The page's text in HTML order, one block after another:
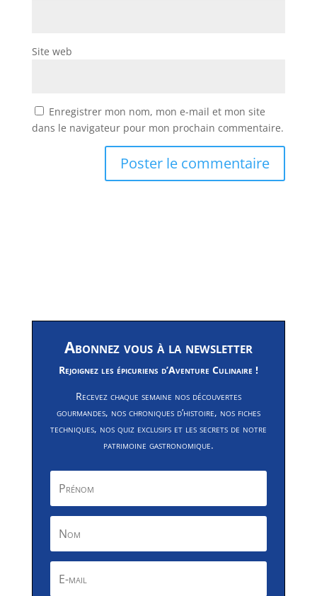
Site web
Enregistrer mon nom, mon e-mail et mon site
dans le navigateur pour mon prochain commentaire.
Abonnez vous à la newsletter
Rejoignez les épicuriens d’Aventure Culinaire !
Recevez chaque semaine nos découvertes
gourmandes, nos chroniques d’histoire, nos fiches
techniques, nos quiz exclusifs et les secrets de notre
patrimoine gastronomique.